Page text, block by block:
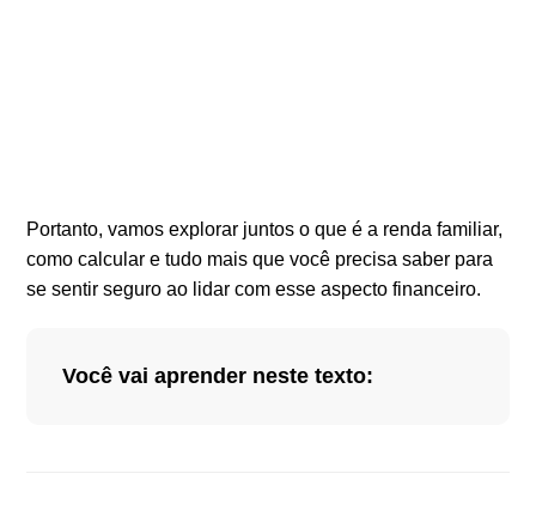
Portanto, vamos explorar juntos o que é a renda familiar,
como calcular e tudo mais que você precisa saber para
se sentir seguro ao lidar com esse aspecto financeiro.
Você vai aprender neste texto: